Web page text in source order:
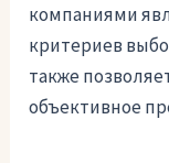
компаниями
критериев
также
объективное